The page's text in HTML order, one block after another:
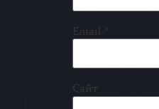
Email
Сайт